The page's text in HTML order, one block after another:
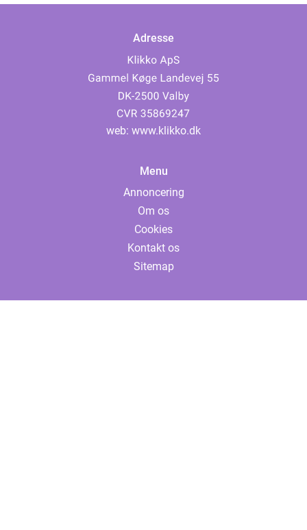
Adresse
web: www.klikko.dk
Menu
Annoncering
Om os
Cookies
Kontakt os
Sitemap